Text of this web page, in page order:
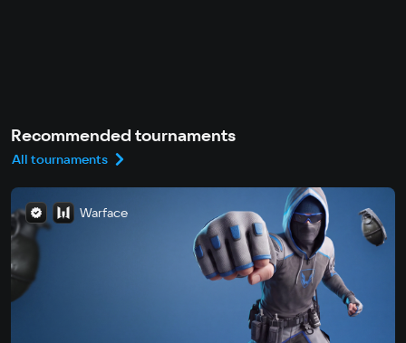
Recommended tournaments
All tournaments
Warface